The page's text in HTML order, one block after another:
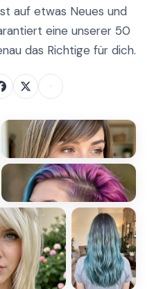
auf etwas Neues und
eine unserer 50
das Richtige für dich.